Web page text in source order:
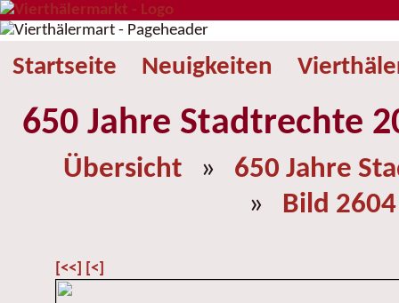
Startseite Neuigkeiten
650 Jahre Stadtrechte
Übersicht » 650 Jahre
» Bild 2604
[<<] [<]